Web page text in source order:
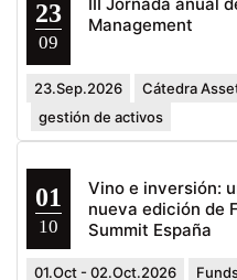
23
09
III Jornada anual
Management
23.Sep.2026
Cátedra
gestión de activos
01
10
Vino e inversión:
nueva edición de
Summit España
01.Oct - 02.Oct.2026